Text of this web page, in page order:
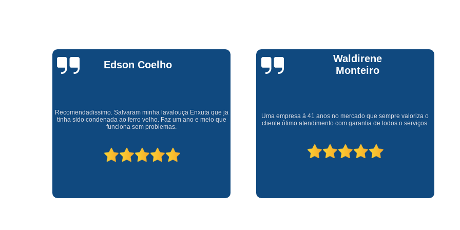
Assistencia Tecnica
Assistencia Tecnica Forno Microondas
Conserto de Maquina de Lavar
Conserto Maquina de Lavar
Conserto Maquina Lavar Roupa
Waldirene
Monteiro
Uma empresa á 41 anos no mercado que sempre valoriza o
cliente ótimo atendimento com garantia de todos o serviços.
Claúdia
Andrullis
telefônico (q hj infelizmente é um problema), e a eficiência do
técnico Sr Henrique na solução do problema da minha lava e
seca q minha família não vive mais sem. #recomendo os